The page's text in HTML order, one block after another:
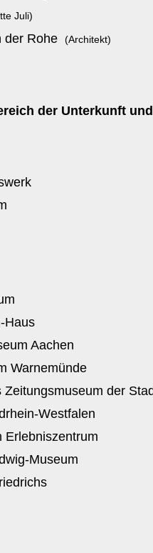
Juli)
der Rohe(Architekt)
der Unterkunft
Haus
Aachen
Warnemünde
Zeitungsmuseum der
Westfalen
Erlebniszentrum
Museum